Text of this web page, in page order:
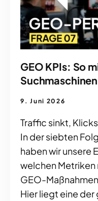
GEO KPIs: So
Suchmaschinen
9. Juni 2026
Traffic sinkt,
In der siebten
haben wir unsere
welchen Metriken
GEO-
Hier liegt eine